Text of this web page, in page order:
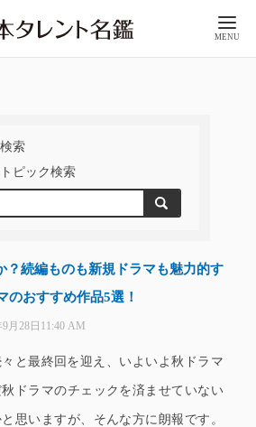
MENU
索
ピック検索
？続編ものも新規ドラマも魅力的す
のおすすめ作品5選！
9月28日11:40 AM
と最終回を迎え、いよいよ秋ドラマ
ドラマのチェックを済ませていない
思いますが、そんな方に朗報です。